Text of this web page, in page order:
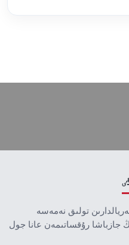
تولىق نەمەسە
رۇقساتىمەن عانا جول